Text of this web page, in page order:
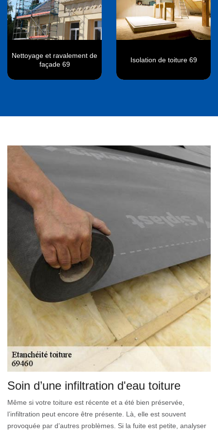
Nettoyage et ravalement de
façade 69
Isolation de toiture 69
Soin d’une infiltration d'eau toiture
Même si votre toiture est récente et a été bien préservée,
l’infiltration peut encore être présente. Là, elle est souvent
provoquée par d’autres problèmes. Si la fuite est petite, analyser